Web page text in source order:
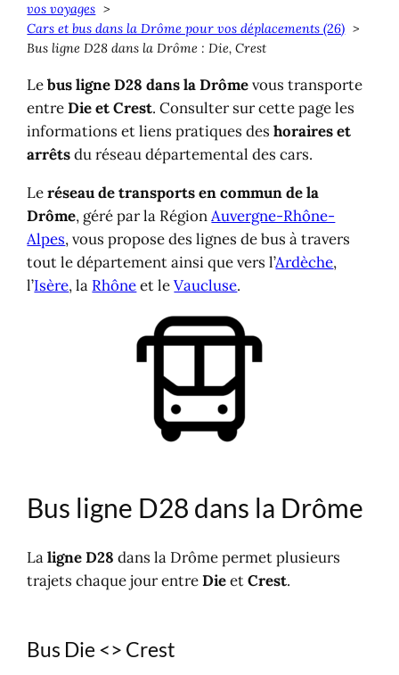
vos voyages
Cars et bus dans la Drôme pour vos déplacements (26)
Bus ligne D28 dans la Drôme : Die, Crest
Lebus ligne D28 dans la Drômevous transporte
entreDie et Crest. Consulter sur cette page les
informations et liens pratiques deshoraires et
arrêtsdu réseau départemental des cars.
Leréseau de transports en commun de la
Drôme, géré par la RégionAuvergne-Rhône-
Alpes, vous propose des lignes de bus à travers
tout le département ainsi que vers l’Ardèche,
l’Isère, la Rhôneet leVaucluse.
Bus ligne D28 dans la Drôme
Laligne D28 dans la Drôme permet plusieurs
trajets chaque jour entreDieetCrest.
Bus Die <> Crest